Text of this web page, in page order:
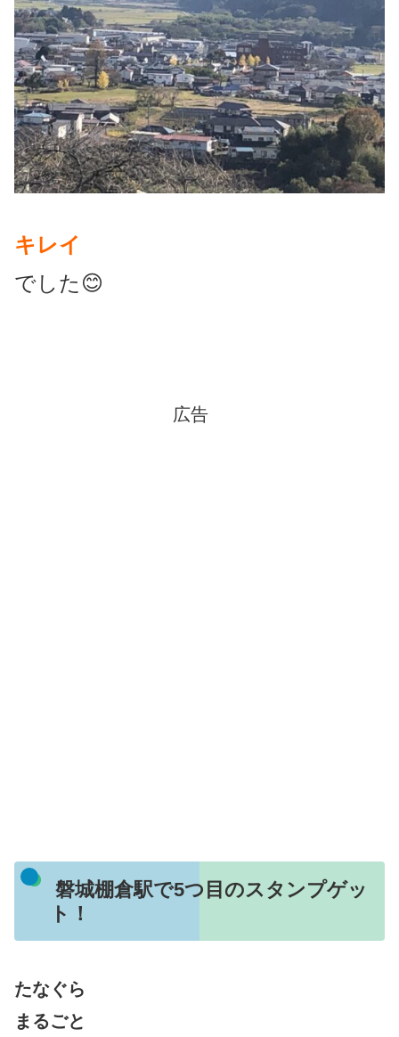
キレイ
でした😊
広告
磐城棚倉駅で5つ目のスタンプゲッ
ト！
たなぐら
まるごと